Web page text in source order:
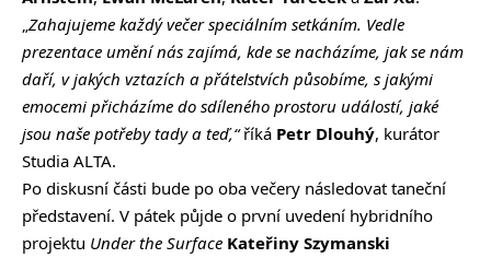
„Zahajujeme každý večer speciálním setkáním. Vedle
prezentace umění nás zajímá, kde se nacházíme, jak se nám
daří, v jakých vztazích a přátelstvích působíme, s jakými
emocemi přicházíme do sdíleného prostoru událostí, jaké
jsou naše potřeby tady a teď,“říká Petr Dlouhý, kurátor
Studia ALTA.
Po diskusní části bude po oba večery následovat taneční
představení. V pátek půjde o první uvedení hybridního
projektu Under the Surface Kateřiny Szymanski